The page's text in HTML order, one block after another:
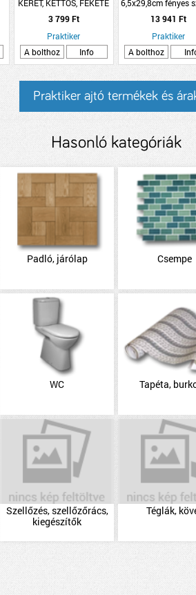
KERET, KETTŐS, FEKETE
3 799 Ft
Praktiker
A bolthoz
Info
6,5x29,8cm fényes
fali csempe
13 941 Ft
Praktiker
A bolthoz
Praktiker ajtó termékek és
Hasonló kategóriák
Padló, járólap Csempe
WC Tapéta,
Szellőzés, szellőzőrács,
kiegészítők
Téglák,